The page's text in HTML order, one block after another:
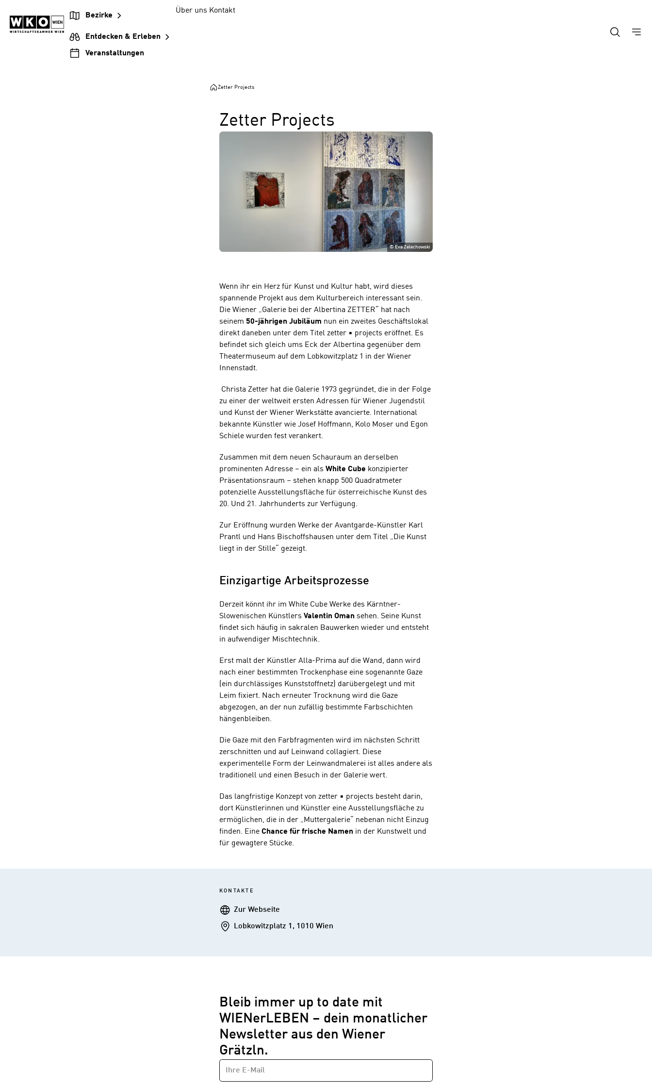
Inhalt
springen
Hauptnavigation
springen
Footer
springen
Bezirke
Entdecken & Erleben
Veranstaltungen
Über uns Kontakt
Zetter Projects
Zetter Projects
©Eva Zelechowski
Wenn ihr ein Herz für Kunst und Kultur habt, wird dieses
spannende Projekt aus dem Kulturbereich interessant sein.
Die Wiener „Galerie bei der Albertina ZETTER“ hat nach
seinem 50-jährigen Jubiläum nun ein zweites Geschäftslokal
direkt daneben unter dem Titel zetter ▪ projects eröffnet. Es
befindet sich gleich ums Eck der Albertina gegenüber dem
Theatermuseum auf dem Lobkowitzplatz 1 in der Wiener
Innenstadt.
Christa Zetter hat die Galerie 1973 gegründet, die in der Folge
zu einer der weltweit ersten Adressen für Wiener Jugendstil
und Kunst der Wiener Werkstätte avancierte. International
bekannte Künstler wie Josef Hoffmann, Kolo Moser und Egon
Schiele wurden fest verankert.
Zusammen mit dem neuen Schauraum an derselben
prominenten Adresse – ein als White Cube konzipierter
Präsentationsraum – stehen knapp 500 Quadratmeter
potenzielle Ausstellungsfläche für österreichische Kunst des
20. Und 21. Jahrhunderts zur Verfügung.
Zur Eröffnung wurden Werke der Avantgarde-Künstler Karl
Prantl und Hans Bischoffshausen unter dem Titel „Die Kunst
liegt in der Stille“ gezeigt.
Einzigartige Arbeitsprozesse
Derzeit könnt ihr im White Cube Werke des Kärntner-
Slowenischen Künstlers Valentin Oman sehen. Seine Kunst
findet sich häufig in sakralen Bauwerken wieder und entsteht
in aufwendiger Mischtechnik.
Erst malt der Künstler Alla-Prima auf die Wand, dann wird
nach einer bestimmten Trockenphase eine sogenannte Gaze
(ein durchlässiges Kunststoffnetz) darübergelegt und mit
Leim fixiert. Nach erneuter Trocknung wird die Gaze
abgezogen, an der nun zufällig bestimmte Farbschichten
hängenbleiben.
Die Gaze mit den Farbfragmenten wird im nächsten Schritt
zerschnitten und auf Leinwand collagiert. Diese
experimentelle Form der Leinwandmalerei ist alles andere als
traditionell und einen Besuch in der Galerie wert.
Das langfristige Konzept von zetter ▪ projects besteht darin,
dort Künstlerinnen und Künstler eine Ausstellungsfläche zu
ermöglichen, die in der „Muttergalerie“ nebenan nicht Einzug
finden. Eine Chance für frische Namen in der Kunstwelt und
für gewagtere Stücke.
KONTAKTE
WebseiteZur Webseite
AddresseLobkowitzplatz 1, 1010 Wien
Bleib immer up to date mit
WIENerLEBEN – dein monatlicher
Newsletter aus den Wiener
Grätzln.
Newsletter
E-
MAIL-
ADRESSE